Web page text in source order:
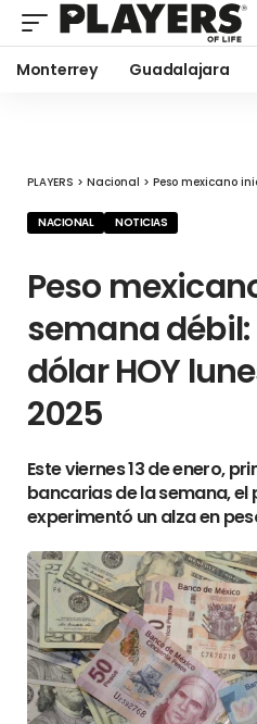
Monterrey Guadalajara
PLAYERS > Nacional > Peso mexicano inicia la
NACIONAL NOTICIAS
Peso
semana débil:
dólar HOY
2025
Este viernes 13 de enero,
bancarias de la semana, el
experimentó un alza en